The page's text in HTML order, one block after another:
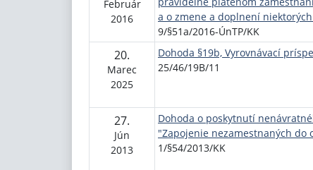
Február
2016
a o zmene a doplnení
9/§51a/2016-ÚnTP/KK
20.
Marec
2025
Dohoda §19b, Vyrovnávací
25/46/19B/11
27.
Jún
2013
Dohoda o poskytnutí
"Zapojenie nezamestnaných
1/§54/2013/KK